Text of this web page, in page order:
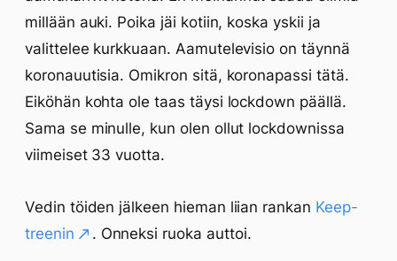
millään auki. Poika jäi kotiin, koska yskii ja
valittelee kurkkuaan. Aamutelevisio on täynnä
koronauutisia. Omikron sitä, koronapassi tätä.
Eiköhän kohta ole taas täysi lockdown päällä.
Sama se minulle, kun olen ollut lockdownissa
viimeiset 33 vuotta.
Vedin töiden jälkeen hieman liian rankan Keep-
treenin
. Onneksi ruoka auttoi.